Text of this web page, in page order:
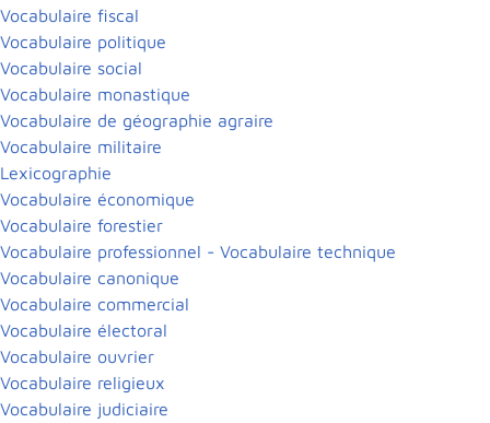
Vocabulaire fiscal
Vocabulaire politique
Vocabulaire social
Vocabulaire monastique
Vocabulaire de géographie agraire
Vocabulaire militaire
Lexicographie
Vocabulaire économique
Vocabulaire forestier
Vocabulaire professionnel - Vocabulaire technique
Vocabulaire canonique
Vocabulaire commercial
Vocabulaire électoral
Vocabulaire ouvrier
Vocabulaire religieux
Vocabulaire judiciaire